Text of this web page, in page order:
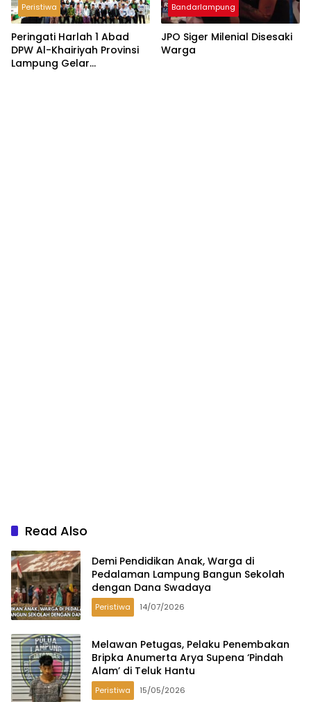
Peristiwa
Peringati Harlah 1 Abad
DPW Al-Khairiyah Provinsi
Lampung Gelar
Bandarlampung
JPO Siger Milenial Disesaki
Warga
Read Also
Demi Pendidikan Anak, Warga di
Pedalaman Lampung Bangun Sekolah
dengan Dana Swadaya
Peristiwa 14/07/2026
Melawan Petugas, Pelaku Penembakan
Bripka Anumerta Arya Supena ‘Pindah
Alam’ di Teluk Hantu
Peristiwa 15/05/2026